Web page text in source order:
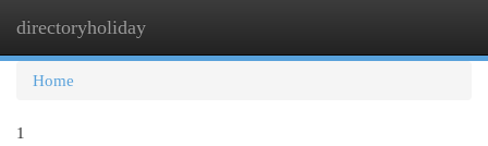
directoryholiday
Home
1